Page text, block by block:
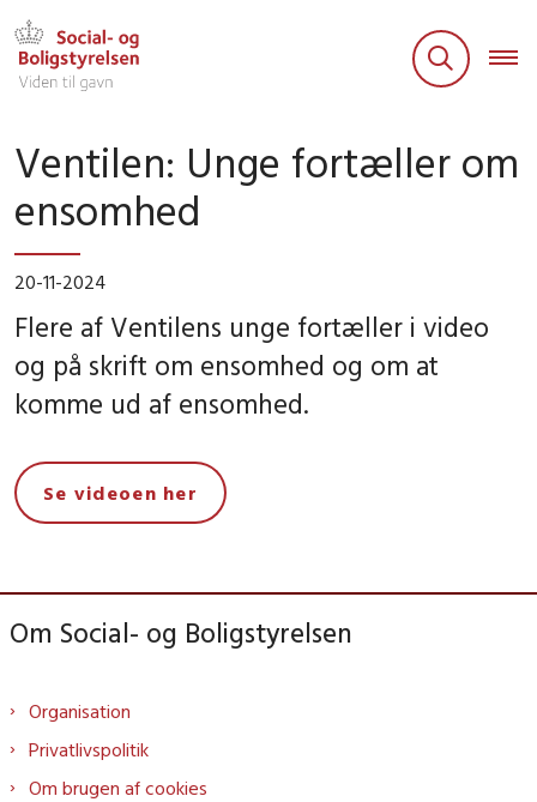
Ventilen: Unge fortæller om
ensomhed
20-11-2024
Flere af Ventilens unge fortæller i video
og på skrift om ensomhed og om at
komme ud af ensomhed.
Se videoen her
Om Social- og Boligstyrelsen
Organisation
Privatlivspolitik
Om brugen af cookies